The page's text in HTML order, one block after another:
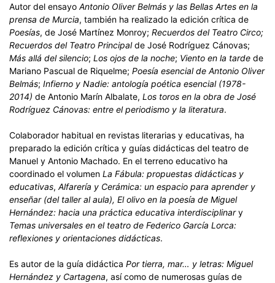
Autor del ensayo Antonio Oliver Belmás y las Bellas Artes en la
prensa de Murcia, también ha realizado la edición crítica de
Poesías, de José Martínez Monroy; Recuerdos del Teatro Circo;
Recuerdos del Teatro Principalde José Rodríguez Cánovas;
Más allá del silencio; Los ojos de la noche; Viento en la tarde de
Mariano Pascual de Riquelme; Poesía esencial de Antonio Oliver
Belmás; Infierno y Nadie: antología poética esencial (1978-
2014) de Antonio Marín Albalate, Los toros en la obra de José
Rodríguez Cánovas: entre el periodismo y la literatura.
Colaborador habitual en revistas literarias y educativas, ha
preparado la edición crítica y guías didácticas del teatro de
Manuel y Antonio Machado. En el terreno educativo ha
coordinado el volumen La Fábula: propuestas didácticas y
educativas, Alfarería y Cerámica: un espacio para aprender y
enseñar (del taller al aula), El olivo en la poesía de Miguel
Hernández: hacia una práctica educativa interdisciplinary
Temas universales en el teatro de Federico García Lorca:
reflexiones y orientaciones didácticas.
Es autor de la guía didáctica Por tierra, mar… y letras: Miguel
Hernández y Cartagena, así como de numerosas guías de